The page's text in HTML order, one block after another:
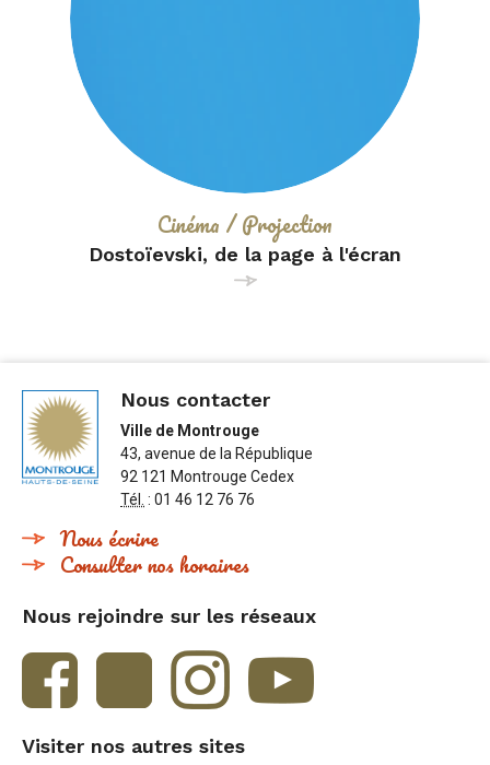
Dostoïevski, de la page à l'écran
Catégorie :
Cinéma / Projection
Nous contacter
Ville de Montrouge
43, avenue de la République
92 121 Montrouge Cedex
Tél. : 01 46 12 76 76
Nous écrire
Consulter nos horaires
Nous rejoindre sur les réseaux
Visiter nos autres sites